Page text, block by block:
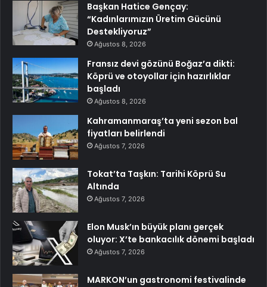
Başkan Hatice Gençay:
“Kadınlarımızın Üretim Gücünü
Destekliyoruz”
Ağustos 8, 2026
Fransız devi gözünü Boğaz’a dikti:
Köprü ve otoyollar için hazırlıklar
başladı
Ağustos 8, 2026
Kahramanmaraş’ta yeni sezon bal
fiyatları belirlendi
Ağustos 7, 2026
Tokat’ta Taşkın: Tarihi Köprü Su
Altında
Ağustos 7, 2026
Elon Musk’ın büyük planı gerçek
oluyor: X’te bankacılık dönemi başladı
Ağustos 7, 2026
MARKON’un gastronomi festivalinde